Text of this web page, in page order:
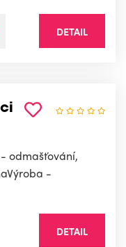
DETAIL
odmašťování,
-
DETAIL